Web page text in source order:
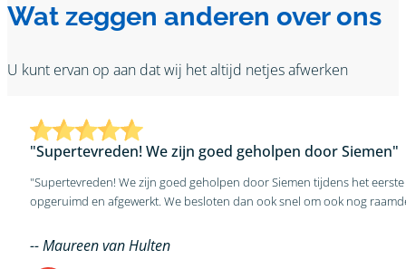
Wat zeggen anderen over ons
U kunt ervan op aan dat wij het altijd netjes afwerken
"Supertevreden! We zijn goed geholpen door Siemen"
"Supertevreden! We zijn goed geholpen door Siemen tijdens het
opgeruimd en afgewerkt. We besloten dan ook snel om ook nog
-- Maureen van Hulten